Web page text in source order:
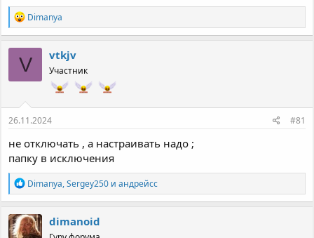
Р
е
а
к
ц
и
и
Dimanya
V vtkjv
Участник
26.11.2024 #81
не отключать , а настраивать надо ;
папку в исключения
Р
е
а
к
ц
Dimanya,Sergey250 иандрейcc
dimanoid